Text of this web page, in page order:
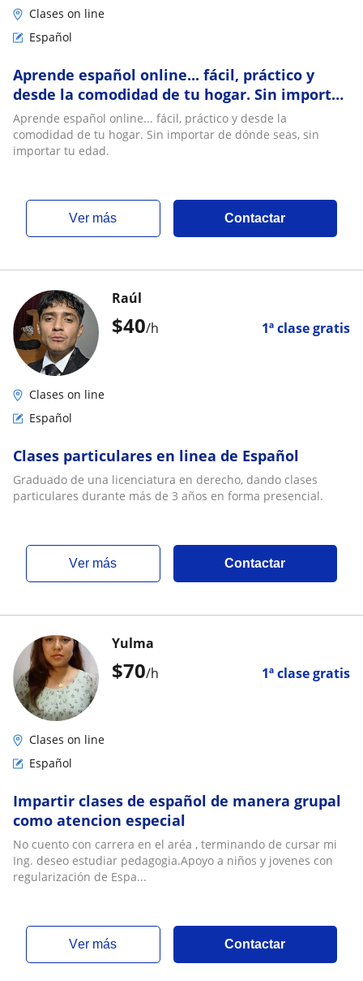
Clases on line
Español
Aprende español online... fácil, práctico y
desde la comodidad de tu hogar. Sin importar
de dónde seas, sin importar tu edad
Aprende español online... fácil, práctico y desde la
comodidad de tu hogar. Sin importar de dónde seas, sin
importar tu edad.
ver más Contactar
$40/h 1ª clase gratis
Raúl
Clases on line
Español
Clases particulares en linea de Español
Graduado de una licenciatura en derecho, dando clases
particulares durante más de 3 años en forma presencial.
ver más Contactar
$70/h 1ª clase gratis
Yulma
Clases on line
Español
Impartir clases de español de manera grupal
como atencion especial
No cuento con carrera en el aréa , terminando de cursar mi
Ing. deseo estudiar pedagogia.Apoyo a niños y jovenes con
regularización de Espa...
ver más Contactar